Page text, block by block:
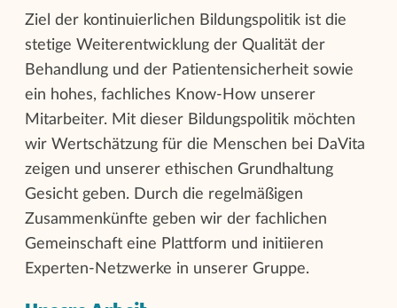
Ziel der kontinuierlichen Bildungspolitik ist die
stetige Weiterentwicklung der Qualität der
Behandlung und der Patientensicherheit sowie
ein hohes, fachliches Know-How unserer
Mitarbeiter. Mit dieser Bildungspolitik möchten
wir Wertschätzung für die Menschen bei DaVita
zeigen und unserer ethischen Grundhaltung
Gesicht geben. Durch die regelmäßigen
Zusammenkünfte geben wir der fachlichen
Gemeinschaft eine Plattform und initiieren
Experten-Netzwerke in unserer Gruppe.